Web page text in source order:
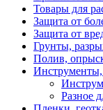
Товары для
Защита от
Защита от
Грунты,
Полив,
Разное